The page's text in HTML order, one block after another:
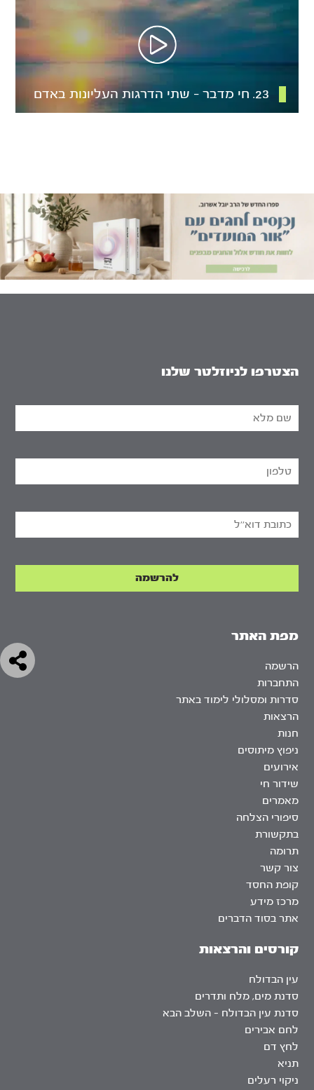
23. חי מדבר – שתי הדרגות העליונות באדם
מפת האתר
הרשמה
התחברות
סדרות ומסלולי לימוד באתר
הרצאות
חנות
ניפוץ מיתוסים
אירועים
שידור חי
מאמרים
סיפורי הצלחה
בתקשורת
תרומה
צור קשר
קופת החסד
מרכז מידע
אתר בסוד הדברים
קורסים והרצאות
עין הבדולח
סדנת מים, מלח ותדרים
סדנת עין הבדולח – השלב הבא
לחם אבירים
לחץ דם
תניא
ניקוי רעלים
הצטרפו לניוזלטר שלנו